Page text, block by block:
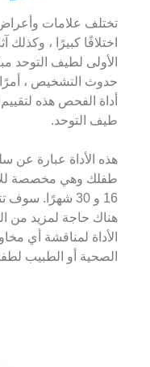
اختلافًا كبيرًا ، وكذلك
الأولى لطيف التوحد
حدوث التشخيص ، أمرًا
أداة الفحص هذه
طيف التوحد.
طفلك وهي مخصصة
16 و 30 شهرًا.
هناك حاجة لمزيد من
الأداة لمناقشة أي
الصحية أو الطبيب